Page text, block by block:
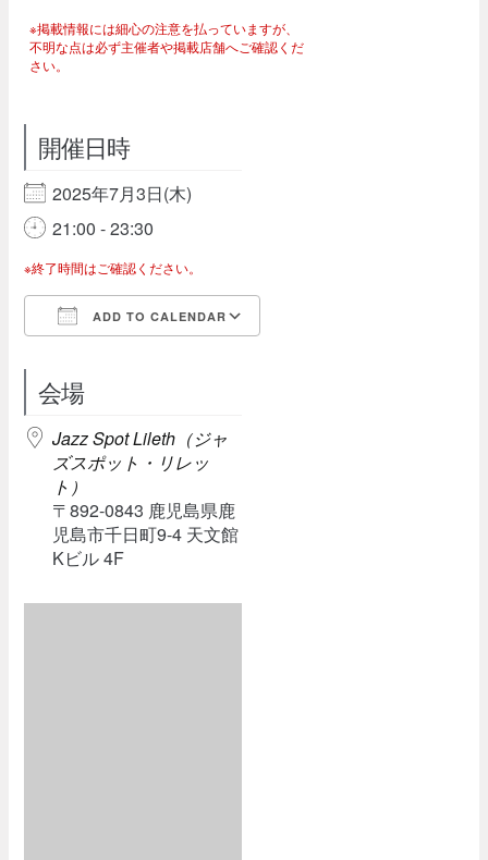
※掲載情報には細心の注意を払っていますが、
不明な点は必ず主催者や掲載店舗へご確認くだ
さい。
開催日時
2025年7月3日(木)
21:00 - 23:30
※終了時間はご確認ください。
ADD TO CALENDAR
会場
Jazz Spot Lileth（ジャ
ズスポット・リレッ
ト）
〒892-0843 鹿児島県鹿
児島市千日町9-4 天文館
Kビル 4F